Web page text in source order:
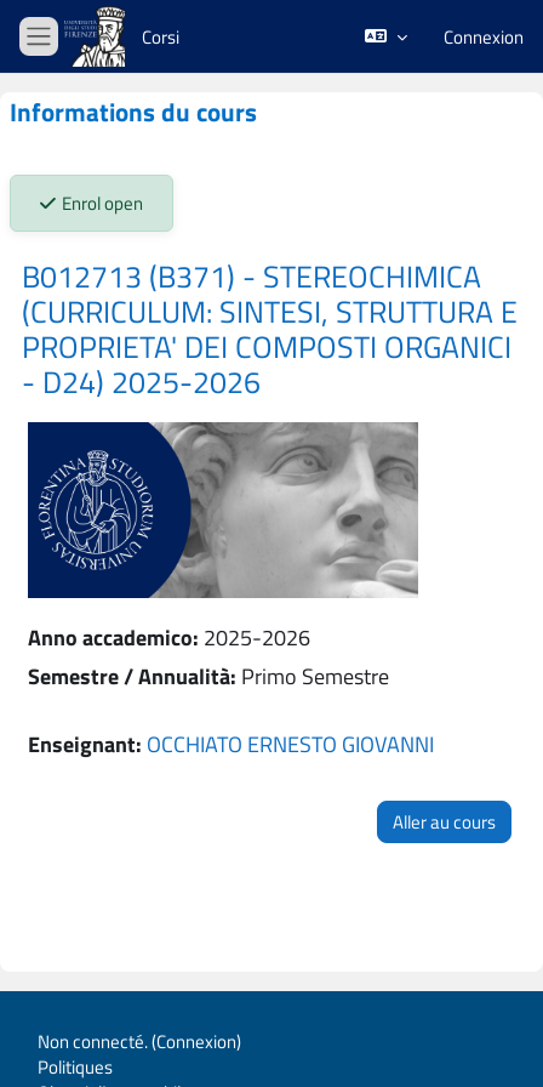
Passer au contenu principal
Panneau latéral
Corsi Connexion
Informations du cours
Stato iscrizioni:
Enrol open
B012713 (B371) - STEREOCHIMICA
(CURRICULUM: SINTESI, STRUTTURA E
PROPRIETA' DEI COMPOSTI ORGANICI
- D24) 2025-2026
Anno accademico: 2025-2026
Semestre / Annualità: Primo Semestre
Enseignant: OCCHIATO ERNESTO GIOVANNI
Aller au cours
Non connecté. (Connexion)
Politiques